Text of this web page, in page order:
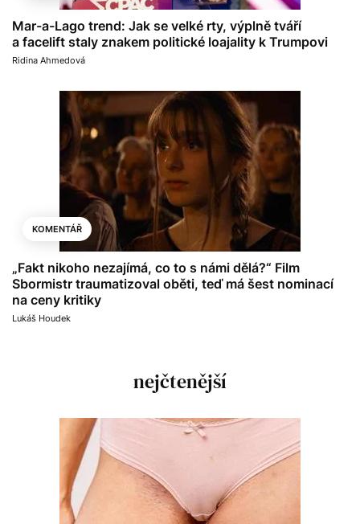
Mar-a-Lago trend: Jak se velké rty, výplně tváří
a facelift staly znakem politické loajality k Trumpovi
Ridina Ahmedová
KOMENTÁŘ
„Fakt nikoho nezajímá, co to s námi dělá?“ Film
Sbormistr traumatizoval oběti, teď má šest nominací
na ceny kritiky
Lukáš Houdek
nejčtenější